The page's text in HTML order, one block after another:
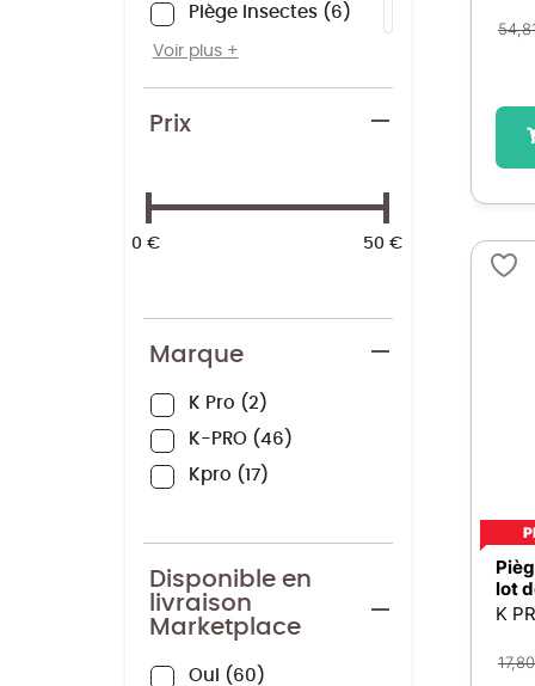
lot
K
17,80
Piège insectes
6
Formicides
Abri à insectes
1
Voir plus
Prix
0 € 50 €
Marque
K Pro
2
K-PRO
46
Kpro
17
Disponible en
livraison
Marketplace
Oui 60